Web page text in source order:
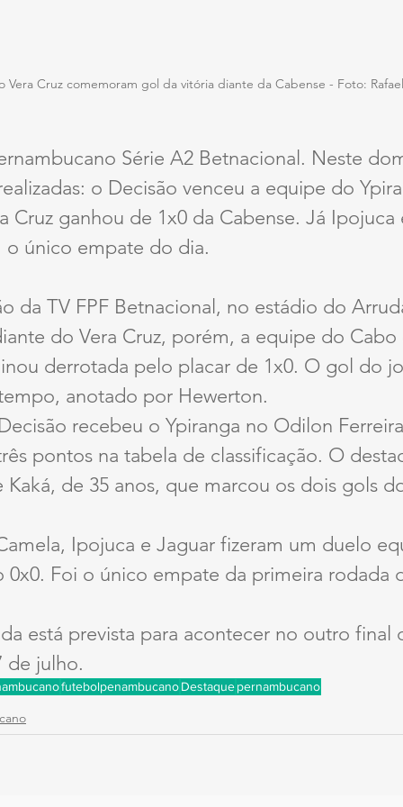
Vera Cruz comemoram gol da vitória diante da Cabense - Foto:
Série A2 Betnacional. Neste
o Decisão venceu a equipe do
Cruz ganhou de 1x0 da Cabense. Já Ipojuca
o único empate do dia.
da TV FPF Betnacional, no estádio do
do Vera Cruz, porém, a equipe do Cabo
derrotada pelo placar de 1x0. O gol do
anotado por Hewerton.
recebeu o Ypiranga no Odilon
pontos na tabela de classificação. O
de 35 anos, que marcou os dois gols
Ipojuca e Jaguar fizeram um duelo
0x0. Foi o único empate da primeira rodada
está prevista para acontecer no outro final
de julho.
futebolpenambucanoDestaquepernambucano